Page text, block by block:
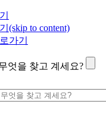
(skip to content)
가기
엇을 찾고 계세요?